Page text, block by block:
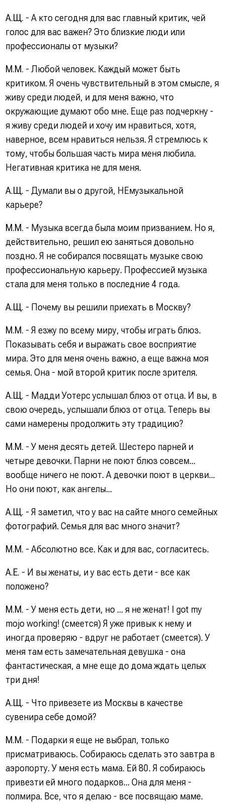
А.Щ. - А кто сегодня для вас главный критик, чей
голос для вас важен? Это близкие люди или
профессионалы от музыки?
М.М. - Любой человек. Каждый может быть
критиком. Я очень чувствительный в этом смысле, я
живу среди людей, и для меня важно, что
окружающие думают обо мне. Еще раз подчеркну -
я живу среди людей и хочу им нравиться, хотя,
наверное, всем нравиться нельзя. Я стремлюсь к
тому, чтобы большая часть мира меня любила.
Негативная критика не для меня.
А.Щ. - Думали вы о другой, НЕмузыкальной
карьере?
М.М. - Музыка всегда была моим призванием. Но я,
действительно, решил ею заняться довольно
поздно. Я не собирался посвящать музыке свою
профессиональную карьеру. Профессией музыка
стала для меня только в последние 4 года.
А.Щ. - Почему вы решили приехать в Москву?
М.М. - Я езжу по всему миру, чтобы играть блюз.
Показывать себя и выражать свое восприятие
мира. Это для меня очень важно, а еще важна моя
семья. Она - мой второй критик после зрителя.
А.Щ. - Мадди Уотерс услышал блюз от отца. И вы, в
свою очередь, услышали блюз от отца. Теперь вы
сами намерены продолжить эту традицию?
М.М. - У меня десять детей. Шестеро парней и
четыре девочки. Парни не поют блюз совсем...
вообще ничего не поют. А девочки поют в церкви...
Но они поют, как ангелы...
А.Щ. - Я заметил, что у вас на сайте много семейных
фотографий. Семья для вас много значит?
М.М. - Абсолютно все. Как и для вас, согласитесь.
А.Е. - И вы женаты, и у вас есть дети - все как
положено?
М.М. - У меня есть дети, но ... я не женат! I got my
mojo working! (смеется) Я уже привык к нему и
иногда проверяю - вдруг не работает (смеется). У
меня там есть замечательная девушка - она
фантастическая, а мне еще до дома ждать целых
три дня!
А.Щ. - Что привезете из Москвы в качестве
сувенира себе домой?
М.М. - Подарки я еще не выбрал, только
присматриваюсь. Собираюсь сделать это завтра в
аэропорту. У меня есть мама. Ей 80. Я собираюсь
привезти ей много подарков... Она для меня -
полмира. Все, что я делаю - все посвящаю маме.